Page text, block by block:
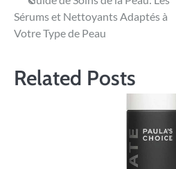
de
Sérums et Nettoyants Adaptés à
Votre Type de Peau
Related Posts